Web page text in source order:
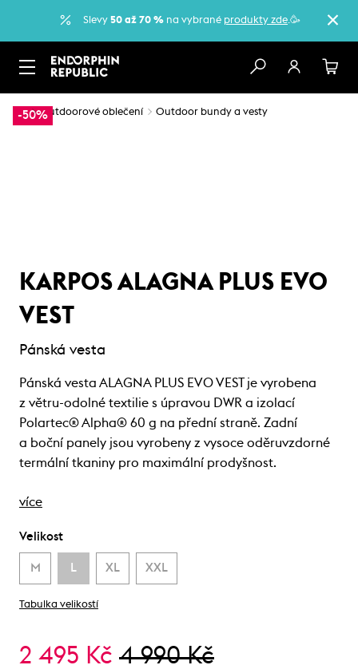
Slevy 50 až 70 % na vybrané produkty zde.🥳
-50%
… Outdoorové oblečení Outdoor bundy a vesty
KARPOS ALAGNA PLUS EVO
VEST
Pánská vesta
Pánská vesta ALAGNA PLUS EVO VEST je vyrobena
z větru-odolné textilie s úpravou DWR a izolací
Polartec® Alpha® 60 g na přední straně. Zadní
a boční panely jsou vyrobeny z vysoce oděruvzdorné
termální tkaniny pro maximální prodyšnost.
více
Velikost
M L XL XXL
Tabulka velikostí
2 495 Kč 4 990 Kč